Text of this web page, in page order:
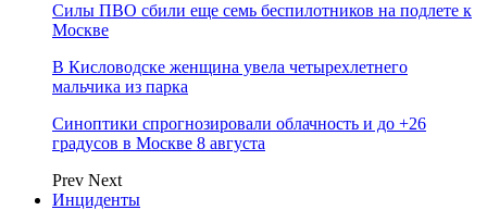
Силы ПВО сбили еще семь беспилотников на подлете к
Москве
В Кисловодске женщина увела четырехлетнего
мальчика из парка
Синоптики спрогнозировали облачность и до +26
градусов в Москве 8 августа
Prev Next
Инциденты